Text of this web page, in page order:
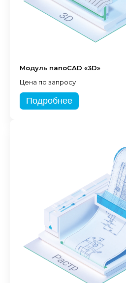
Модуль nanoCAD «3D»
Цена по запросу
Подробнее